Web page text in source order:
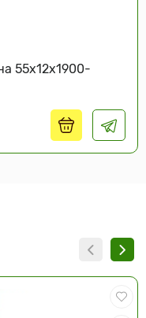
55х12х1900-